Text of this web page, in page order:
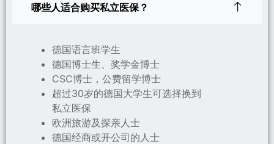
哪些人适合购买私立医保？
德国语言班学生
德国博士生、奖学金博士
CSC博士，公费留学博士
超过30岁的德国大学生可选择换到
私立医保
欧洲旅游及探亲人士
德国经商或开公司的人士